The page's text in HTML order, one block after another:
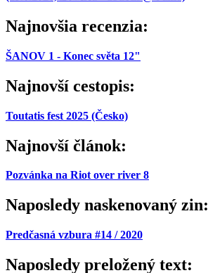
Najnovšia recenzia:
ŠANOV 1 - Konec světa 12"
Najnovší cestopis:
Toutatis fest 2025 (Česko)
Najnovší článok:
Pozvánka na Riot over river 8
Naposledy naskenovaný zin:
Predčasná vzbura #14 / 2020
Naposledy preložený text: